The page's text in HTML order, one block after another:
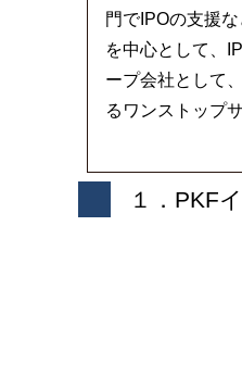
門でIPOの支援
を中心として、
ープ会社として
るワンストップ
１．PKF